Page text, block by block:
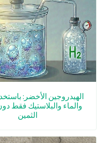
الهيدروجين الأخضر:
والماء والبلاستيك فقط
الثمين